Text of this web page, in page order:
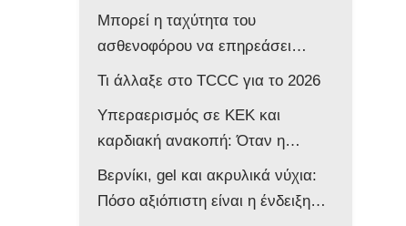
δείχνει νέα μελέτη
Μπορεί η ταχύτητα του
ασθενοφόρου να επηρεάσει
νευρολογικά ένα βρέφος;
Τι άλλαξε στο TCCC για το 2026
Υπεραερισμός σε ΚΕΚ και
καρδιακή ανακοπή: Όταν η
επιθετική αντιμετώπιση βλάπτει
τον ασθενή
Βερνίκι, gel και ακρυλικά νύχια:
Πόσο αξιόπιστη είναι η ένδειξη